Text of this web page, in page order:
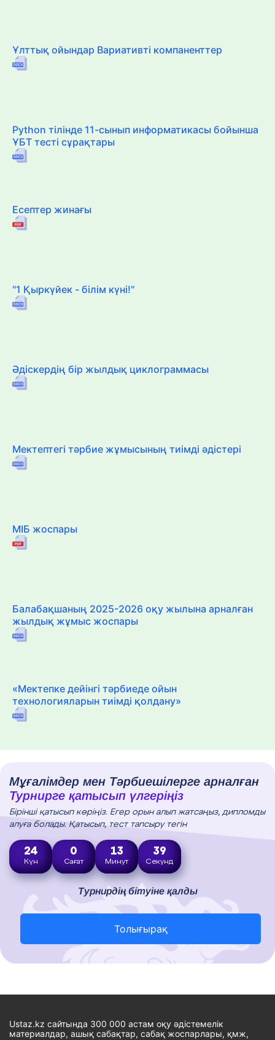
Ұлттық ойындар Вариативті компаненттер
Python тілінде 11-сынып информатикасы бойынша
ҰБТ тесті сұрақтары
Есептер жинағы
"1 Қыркүйек - білім күні!"
Әдіскердің бір жылдық циклограммасы
Мектептегі тәрбие жұмысының тиімді әдістері
МІБ жоспары
Балабақшаның 2025-2026 оқу жылына арналған
жылдық жұмыс жоспары
«Мектепке дейінгі тәрбиеде ойын
технологияларын тиімді қолдану»
Мұғалімдер мен Тәрбиешілерге арналған
Турнирге қатысып үлгеріңіз
Бірінші қатысып көріңіз. Егер орын алып жатсаңыз, дипломды
алуға болады. Қатысып, тест тапсыру тегін
24
Күн
0
Сағат
13
Минут
38
Секунд
Турнирдің бітуіне қалды
Толығырақ
Ustaz.kz сайтында 300 000 астам оқу әдістемелік
материалдар, ашық сабақтар, сабақ жоспарлары, қмж,